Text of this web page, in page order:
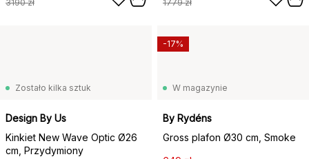
3190 zł 1779 zł
Zostało kilka sztuk
Design By Us
Kinkiet New Wave Optic Ø26
cm, Przydymiony
W magazynie
By Rydéns
Gross plafon Ø30 cm, Smoke
-17%